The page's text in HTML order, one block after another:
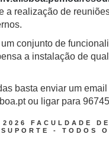
a realização de
conjunto de
a instalação de
basta enviar um email
ou ligar para
FACULDADE
- TODOS